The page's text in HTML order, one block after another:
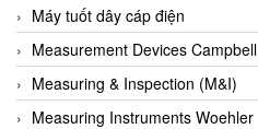
BamBo Vietnam
Barel Vietnam
Barksdale
Bartec
Máy tuốt dây cáp điện
Measurement Devices Campbell
Measuring & Inspection (M&I)
Measuring Instruments Woehler